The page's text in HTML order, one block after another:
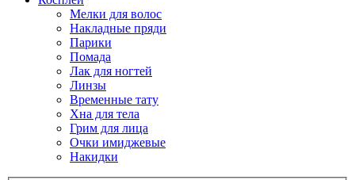
Мелки для волос
Накладные пряди
Парики
Помада
Лак для ногтей
Линзы
Временные тату
Хна для тела
Грим для лица
Очки имиджевые
Накидки